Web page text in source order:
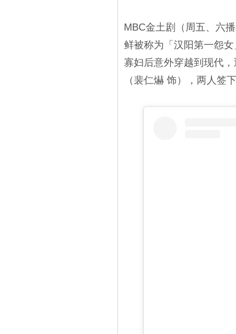
MBC金土剧（周五、六
鲜被称为「汉阳第一怨
寡妇后意外穿越到现代
（裴仁爀 饰），两人签